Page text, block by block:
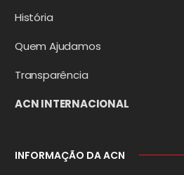
História
Quem Ajudamos
Transparência
ACN INTERNACIONAL
INFORMAÇÃO DA ACN